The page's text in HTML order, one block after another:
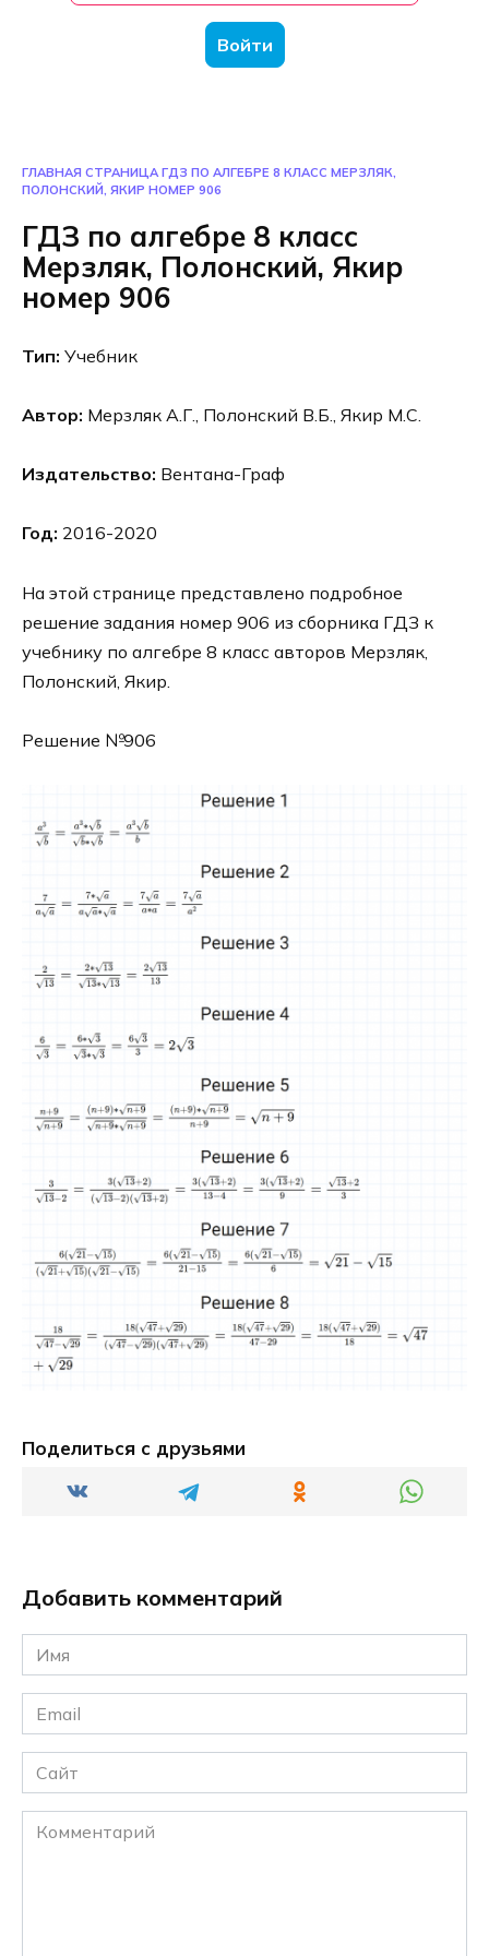
Войти
ГЛАВНАЯ СТРАНИЦА ГДЗ ПО АЛГЕБРЕ 8 КЛАСС МЕРЗЛЯК,
ПОЛОНСКИЙ, ЯКИР НОМЕР 906
ГДЗ по алгебре 8 класс
Мерзляк, Полонский, Якир
номер 906
Тип: Учебник
Автор: Мерзляк А.Г., Полонский В.Б., Якир М.С.
Издательство: Вентана-Граф
Год: 2016-2020
На этой странице представлено подробное
решение задания номер 906 из сборника ГДЗ к
учебнику по алгебре 8 класс авторов Мерзляк,
Полонский, Якир.
Решение №906
Поделиться с друзьями
Добавить комментарий
Имя
*
Email
*
Сайт
Комментарий